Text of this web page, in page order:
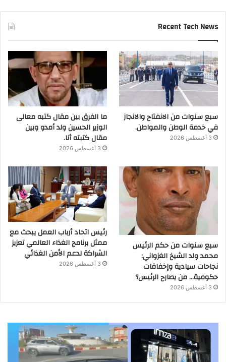
Recent Tech News
سبع سنوات من الانفتاح والانجاز
في خدمة الوطن والمواطن.
3 أغسطس 2026
ما الفرق بين مقال كتبه معالى
الوزير الحسين ولد أمدو وبين
مقال كتبته أنا.
3 أغسطس 2026
سبع سنوات من حكم الرئيس
محمد ولد الشيخ الغزواني:
نجاحات سيادية وإخفاقات
حكومية… من يصارح الرئيس؟
3 أغسطس 2026
رئيس اتحاد أرباب العمل يبحث مع
ممثل برنامج الغذاء العالمي تعزيز
الشراكة لدعم الأمن الغذائي
3 أغسطس 2026